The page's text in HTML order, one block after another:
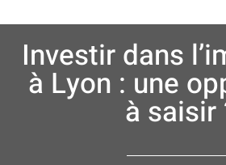
Investir dans
à Lyon : une
à saisir